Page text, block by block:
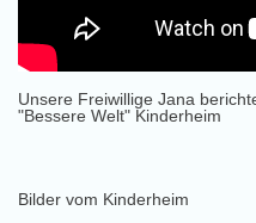
Unsere Freiwillige Jana
"Bessere Welt" Kinderheim
Bilder vom Kinderheim